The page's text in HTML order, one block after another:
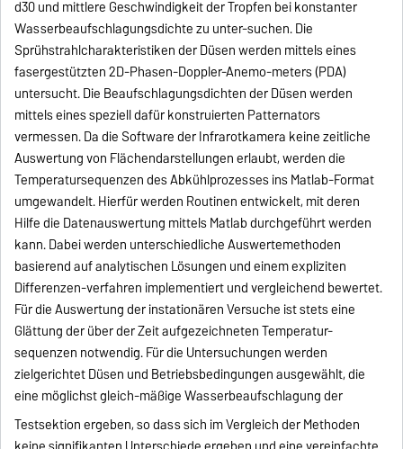
d30 und mittlere Geschwindigkeit der Tropfen bei konstanter
Wasserbeaufschlagungsdichte zu unter-suchen. Die
Sprühstrahlcharakteristiken der Düsen werden mittels eines
fasergestützten 2D-Phasen-Doppler-Anemo-meters (PDA)
untersucht. Die Beaufschlagungsdichten der Düsen werden
mittels eines speziell dafür konstruierten Patternators
vermessen. Da die Software der Infrarotkamera keine zeitliche
Auswertung von Flächendarstellungen erlaubt, werden die
Temperatursequenzen des Abkühlprozesses ins Matlab-Format
umgewandelt. Hierfür werden Routinen entwickelt, mit deren
Hilfe die Datenauswertung mittels Matlab durchgeführt werden
kann. Dabei werden unterschiedliche Auswertemethoden
basierend auf analytischen Lösungen und einem expliziten
Differenzen-verfahren implementiert und vergleichend bewertet.
Für die Auswertung der instationären Versuche ist stets eine
Glättung der über der Zeit aufgezeichneten Temperatur-
sequenzen notwendig. Für die Untersuchungen werden
zielgerichtet Düsen und Betriebsbedingungen ausgewählt, die
eine möglichst gleich-mäßige Wasserbeaufschlagung der
Testsektion ergeben, so dass sich im Vergleich der Methoden